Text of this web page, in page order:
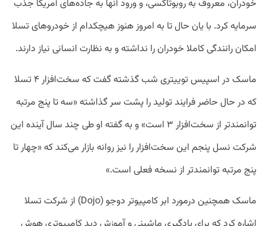
خودران، معروف به روبوتاکسی، و ورود آنها به جاده‌های آمریکا جذب
سرمایه کرد. با یان حال تا به امروز هنوز هیچکدام از خودروهای تسلا
امکان رانندگی کاملا خودران را نداشته و به نظارت انسانی نیاز دارند.
ماسک در اسپیس توییتری شب گذشته گفت که سخت‌افزار ۴ تسلا
که در حال حاضر فرایند تولید را پشت سر گذاشته «سه تا پنج مرتبه
توانمندتر از سخت‌افزار ۳ است» و به گفته او طی چند سال آینده این
شرکت نسل پنجم این سخت‌افزار را نیز روانه بازار می‌کند که «چهار تا
پنج مرتبه توانمندتر از نسخه فعلی است.»
ماسک همچنین درمورد ابر کامپیوتر دوجو (Dojo) از شرکت تسلا